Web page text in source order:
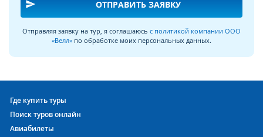
send ОТПРАВИТЬ ЗАЯВКУ
Отправляя заявку на тур, я соглашаюсь с политикой компании ООО
«Велл» по обработке моих персональных данных.
Где купить туры
Поиск туров онлайн
Авиабилеты